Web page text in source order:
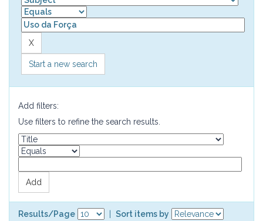
Start a new search
Add filters:
Use filters to refine the search results.
Results/Page
Sort items by